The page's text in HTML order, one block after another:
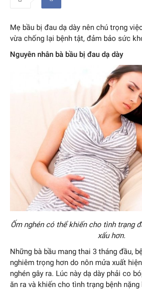
Mẹ bầu bị đau dạ dày nên chú trọng
vừa chống lại bệnh tật, đảm bảo sức
Nguyên nhân bà bầu bị đau dạ dày
Ốm nghén có thể khiến cho tình trạng
xấu hơn.
Những bà bầu mang thai 3 tháng đầu,
nghiêm trọng hơn do nôn mửa xuất
nghén gây ra. Lúc này dạ dày phải co
ăn ra và khiến cho tình trạng bệnh nặng